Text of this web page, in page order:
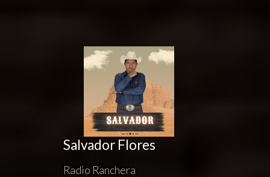
Salvador Flores
Radio Ranchera